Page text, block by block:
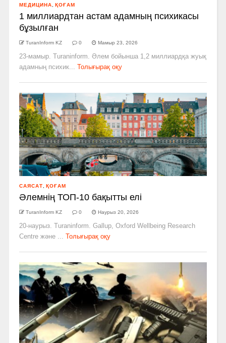
МЕДИЦИНА ҚОҒАМ
1 миллиардтан астам адамның психикасы
бұзылған
TuranInform KZ 0 Мамыр 23, 2026
23-мамыр. Turaninform. Әлем бойынша 1,2 миллиардқа жуық
адамның психик...
Толығырақ оқу
САЯСАТ ҚОҒАМ
Әлемнің ТОП-10 бақытты елі
TuranInform KZ 0 Наурыз 20, 2026
20-наурыз. Turaninform. Gallup, Oxford Wellbeing Research
Centre және ...
Толығырақ оқу